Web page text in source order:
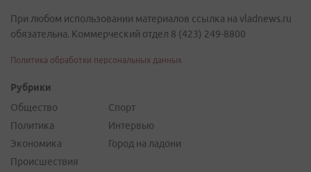
При любом использовании материалов ссылка на vladnews.ru
обязательна. Коммерческий отдел 8 (423) 249-8800
Политика обработки персональных данных
Рубрики
Общество
Политика
Экономика
Происшествия
Спорт
Интервью
Город на ладони